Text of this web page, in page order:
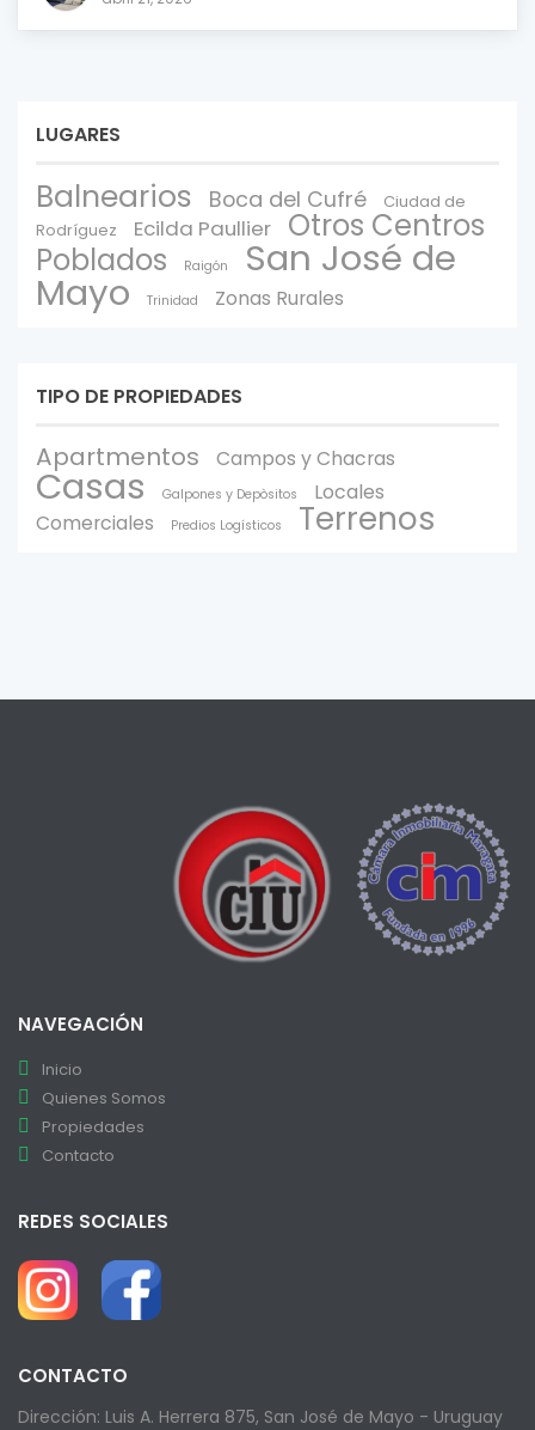
LUGARES
Balnearios Boca del Cufré
Ciudad de
Rodríguez
Ecilda Paullier
Otros Centros
Poblados
Raigón San José de
Mayo Trinidad Zonas Rurales
TIPO DE PROPIEDADES
Apartmentos Campos y Chacras
Casas Galpones y Depòsitos
Locales
Comerciales
Predios Logísticos Terrenos
NAVEGACIÓN
Inicio
Quienes Somos
Propiedades
Contacto
REDES SOCIALES
CONTACTO
Dirección: Luis A. Herrera 875, San José de Mayo - Uruguay